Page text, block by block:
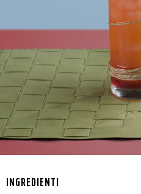
INGREDIENTI